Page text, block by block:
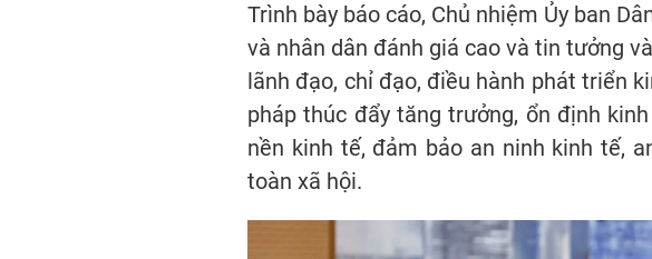
Trình bày báo cáo, Chủ nhiệm Ủy ban
và nhân dân đánh giá cao và tin tưởng
lãnh đạo, chỉ đạo, điều hành phát triển
pháp thúc đẩy tăng trưởng, ổn định
nền kinh tế, đảm bảo an ninh kinh tế,
toàn xã hội.